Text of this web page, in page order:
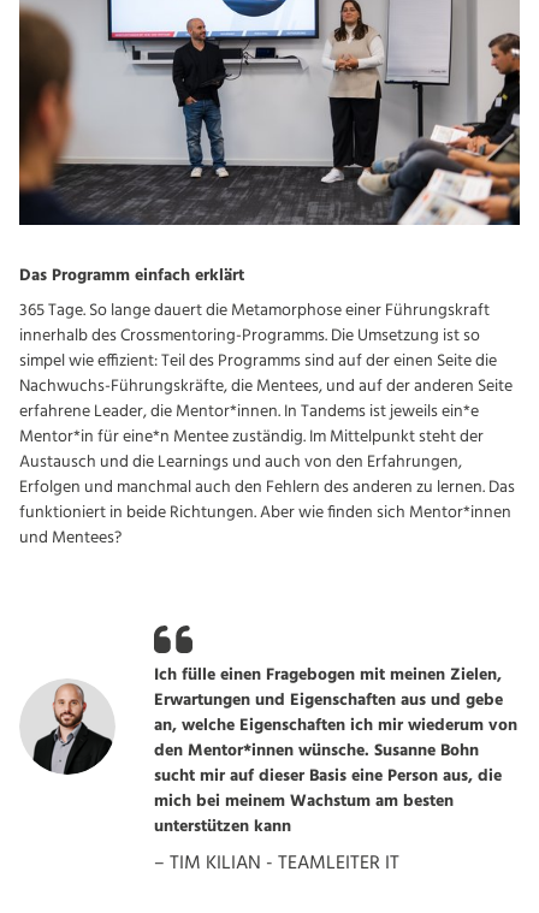
Das Programm einfach erklärt
365 Tage. So lange dauert die Metamorphose einer Führungskraft
innerhalb des Crossmentoring-Programms. Die Umsetzung ist so
simpel wie effizient: Teil des Programms sind auf der einen Seite die
Nachwuchs-Führungskräfte, die Mentees, und auf der anderen Seite
erfahrene Leader, die Mentor*innen. In Tandems ist jeweils ein*e
Mentor*in für eine*n Mentee zuständig. Im Mittelpunkt steht der
Austausch und die Learnings und auch von den Erfahrungen,
Erfolgen und manchmal auch den Fehlern des anderen zu lernen. Das
funktioniert in beide Richtungen. Aber wie finden sich Mentor*innen
und Mentees?
Ich fülle einen Fragebogen mit meinen Zielen,
Erwartungen und Eigenschaften aus und gebe
an, welche Eigenschaften ich mir wiederum von
den Mentor*innen wünsche. Susanne Bohn
sucht mir auf dieser Basis eine Person aus, die
mich bei meinem Wachstum am besten
unterstützen kann
– TIM KILIAN - TEAMLEITER IT